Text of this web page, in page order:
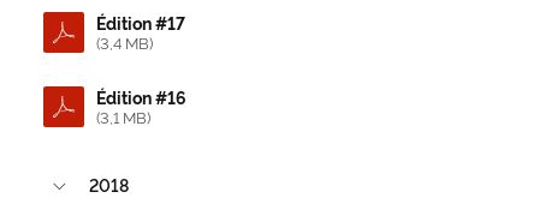
Édition #17
(3,4 MB)
Édition #16
(3,1 MB)
2018